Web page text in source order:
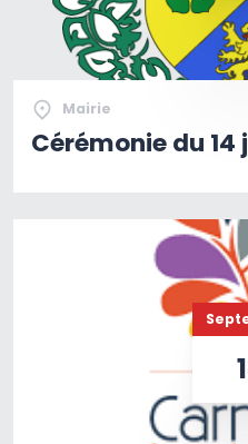
Mairie
Cérémonie du 14